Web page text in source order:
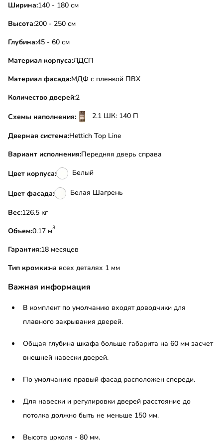
Ширина:140 - 180 см
Высота:200 - 250 см
Глубина:45 - 60 см
Материал корпуса:ЛДСП
Материал фасада:МДФ с пленкой ПВХ
Количество дверей:2
Схемы наполнения: 2.1 ШК: 140 П
Дверная система:Hettich Top Line
Вариант исполнения:Передняя дверь справа
Цвет корпуса: Белый
Цвет фасада: Белая Шагрень
Вес:
126.5 кг
Объем:
0.17 м3
Гарантия:18 месяцев
Тип кромки:на всех деталях 1 мм
Важная информация
В комплект по умолчанию входят доводчики для
плавного закрывания дверей.
Общая глубина шкафа больше габарита на 60 мм засчет
внешней навески дверей.
По умолчанию правый фасад расположен спереди.
Для навески и регулировки дверей расстояние до
потолка должно быть не меньше 150 мм.
Высота цоколя - 80 мм.